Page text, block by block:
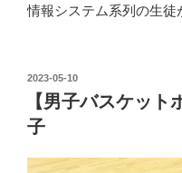
情報システム系列の生徒
投
日:
2023-05-10
【男子バスケッ
子